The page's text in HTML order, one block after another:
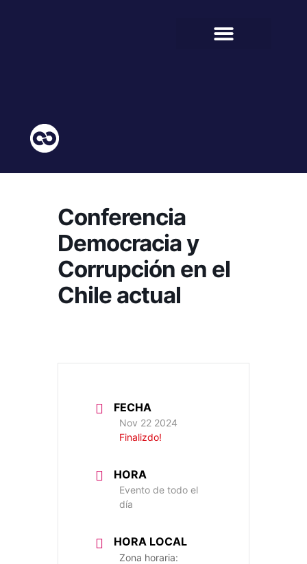
Conferencia
Democracia y
Corrupción en el
Chile actual
FECHA
Nov 22 2024
Finalizdo!
HORA
Evento de todo el
día
HORA LOCAL
Zona horaria: